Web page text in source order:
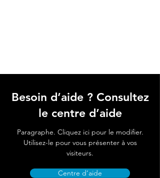
Besoin d’aide ? Consultez
le centre d’aide
Paragraphe. Cliquez ici pour le modifier.
Utilisez-le pour vous présenter à vos
visiteurs.
Centre d’aide